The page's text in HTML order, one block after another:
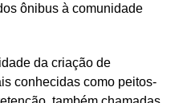
ônibus à comunidade
da criação de
conhecidas como peitos-